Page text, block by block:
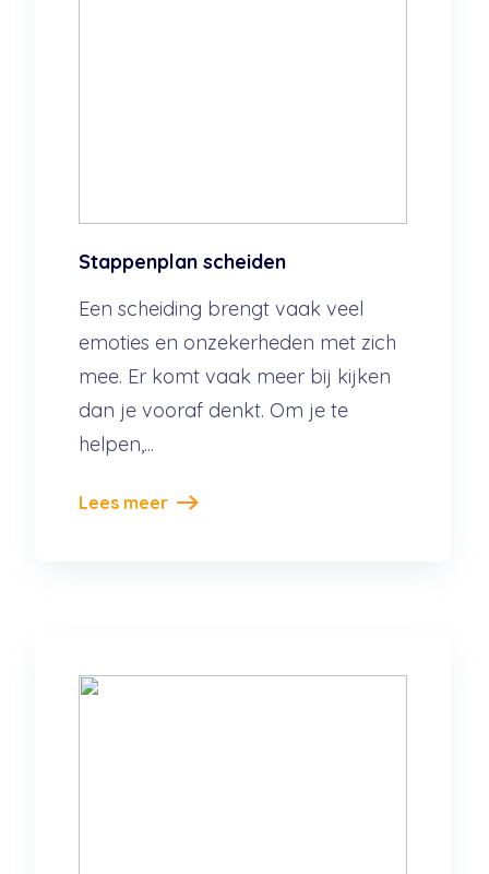
Stappenplan scheiden
Een scheiding brengt vaak veel
emoties en onzekerheden met zich
mee. Er komt vaak meer bij kijken
dan je vooraf denkt. Om je te
helpen,...
Lees meer